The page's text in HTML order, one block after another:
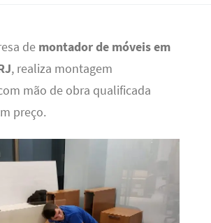
de montador de móveis em
, realiza montagem
mão de obra qualificada
preço.